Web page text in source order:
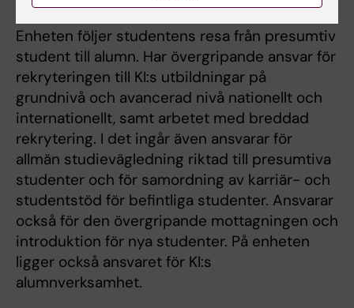
Studentrekrytering och alumnrelationer
Enheten följer studentens resa från presumtiv
student till alumn. Har övergripande ansvar för
rekryteringen till KI:s utbildningar på
grundnivå och avancerad nivå nationellt och
internationellt, samt arbetet med breddad
rekrytering. I det ingår även ansvarar för
allmän studievägledning riktad till presumtiva
studenter och för samordning av karriär- och
studentstöd för befintliga studenter. Ansvarar
också för den övergripande mottagningen och
introduktion för nya studenter. På enheten
ligger också ansvaret för KI:s
alumnverksamhet.